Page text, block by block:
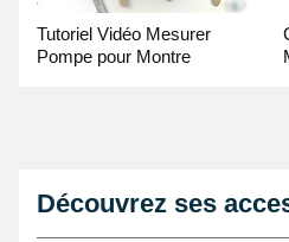
Tutoriel Vidéo Mesurer
Pompe pour Montre
Découvrez ses